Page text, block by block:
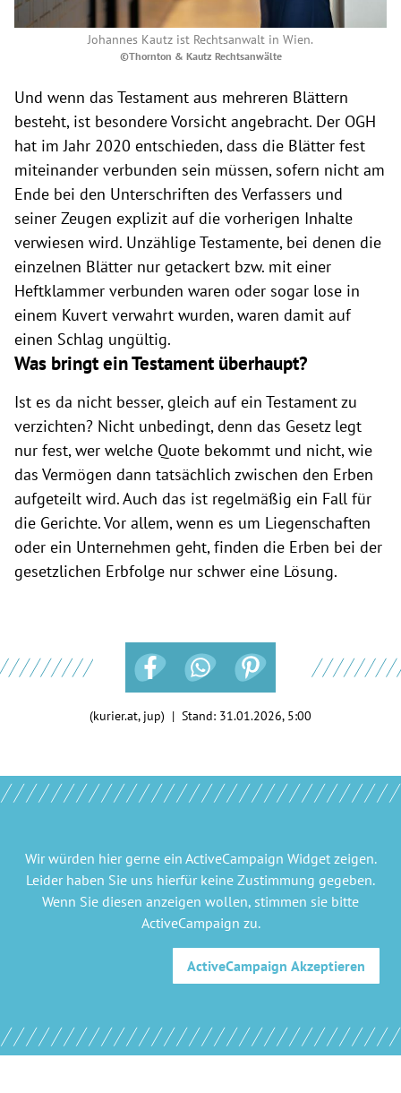
Johannes Kautz ist Rechtsanwalt in Wien.
©Thornton & Kautz Rechtsanwälte
Und wenn das Testament aus mehreren Blättern
besteht, ist besondere Vorsicht angebracht. Der OGH
hat im Jahr 2020 entschieden, dass die Blätter fest
miteinander verbunden sein müssen, sofern nicht am
Ende bei den Unterschriften des Verfassers und
seiner Zeugen explizit auf die vorherigen Inhalte
verwiesen wird. Unzählige Testamente, bei denen die
einzelnen Blätter nur getackert bzw. mit einer
Heftklammer verbunden waren oder sogar lose in
einem Kuvert verwahrt wurden, waren damit auf
einen Schlag ungültig.
Was bringt ein Testament überhaupt?
Ist es da nicht besser, gleich auf ein Testament zu
verzichten? Nicht unbedingt, denn das Gesetz legt
nur fest, wer welche Quote bekommt und nicht, wie
das Vermögen dann tatsächlich zwischen den Erben
aufgeteilt wird. Auch das ist regelmäßig ein Fall für
die Gerichte. Vor allem, wenn es um Liegenschaften
oder ein Unternehmen geht, finden die Erben bei der
gesetzlichen Erbfolge nur schwer eine Lösung.
(kurier.at, jup) | Stand: 31.01.2026, 5:00
Wir würden hier gerne ein ActiveCampaign Widgetzeigen.
Leider haben Sie uns hierfür keine Zustimmung gegeben.
Wenn Sie diesen anzeigen wollen, stimmen sie bitte
ActiveCampaign zu.
ActiveCampaign Akzeptieren